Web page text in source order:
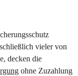
vieler von
decken die
ohne Zuzahlung